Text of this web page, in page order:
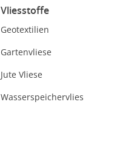
Vliesstoffe
Geotextilien
Gartenvliese
Jute Vliese
Wasserspeichervlies